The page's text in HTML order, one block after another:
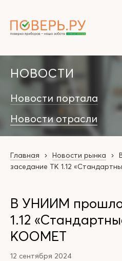
НОВОСТИ
Новости портала
Новости отрасли
Главная Новости рынка
заседание ТК 1.12
В УНИИМ
1.12
КООМЕТ
12 сентября 2024